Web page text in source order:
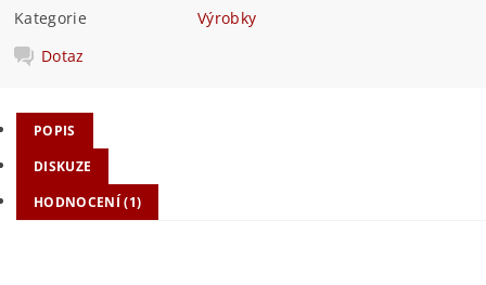
Kategorie
Výrobky
Dotaz
POPIS
DISKUZE
HODNOCENÍ (1)